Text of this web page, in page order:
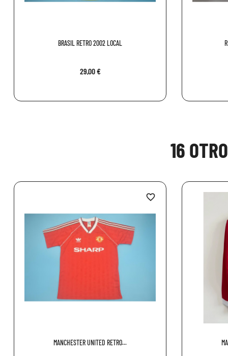
BRASIL RETRO 2002 LOCAL
29,00 €
16
MANCHESTER UNITED RETRO...
favorite_border